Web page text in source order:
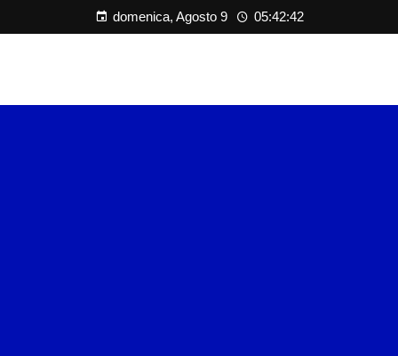
domenica, Agosto 9 05:42:42